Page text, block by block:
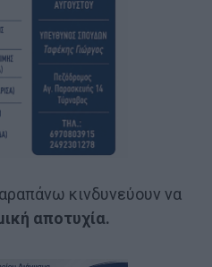
κινδυνεύουν να
αποτυχία.